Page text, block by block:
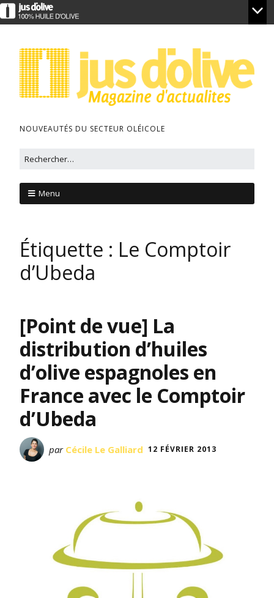
NOUVEAUTÉS DU SECTEUR OLÉICOLE
Menu
Étiquette : Le Comptoir
d’Ubeda
[Point de vue] La
distribution d’huiles
d’olive espagnoles en
France avec le Comptoir
d’Ubeda
par Cécile Le Galliard 12 FÉVRIER 2013